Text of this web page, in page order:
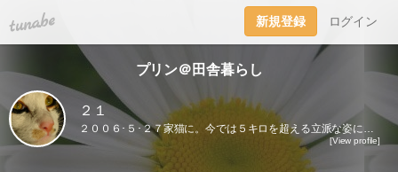
tuna.be 新規登録 ログイン
プリン＠田舎暮らし
２１
２００６･５･２７家猫に。今では５キロを超える立派な姿になりました♪ここに登場するのはプリンだけ。２０２１･５･３０虹の橋を渡りました｡
[View profile]